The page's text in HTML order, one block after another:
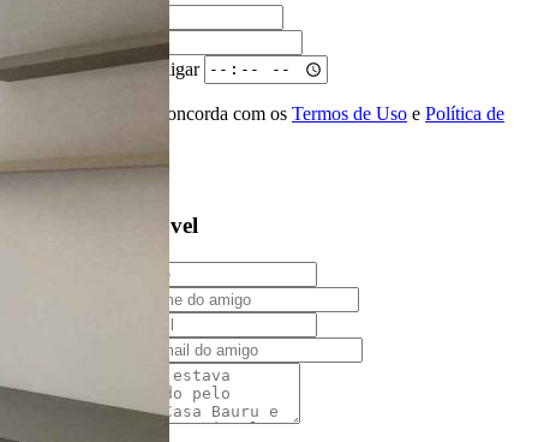
Telefone
Melhor horário para ligar
Ao ENVIAR você concorda com os Termos de Uso e Política de
Solicitar Ligação
Indique este imóvel